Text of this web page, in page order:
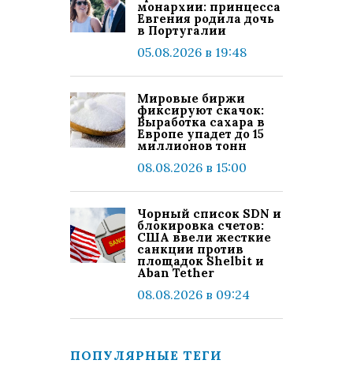
монархии: принцесса
Евгения родила дочь
в Португалии
05.08.2026 в 19:48
Мировые биржи
фиксируют скачок:
Выработка сахара в
Европе упадет до 15
миллионов тонн
08.08.2026 в 15:00
Чорный список SDN и
блокировка счетов:
США ввели жесткие
санкции против
площадок Shelbit и
Aban Tether
08.08.2026 в 09:24
ПОПУЛЯРНЫЕ ТЕГИ